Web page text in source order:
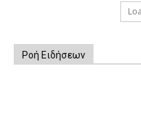
Ροή Ειδήσεων